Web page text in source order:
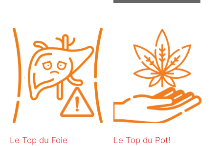
Le Top du Foie Le Top du Pot!